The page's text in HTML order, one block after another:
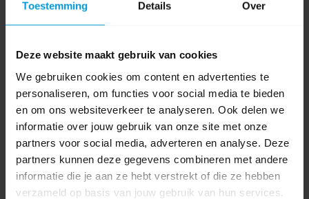
Toestemming Details Over
Deze website maakt gebruik van cookies
We gebruiken cookies om content en advertenties te
personaliseren, om functies voor social media te bieden
en om ons websiteverkeer te analyseren. Ook delen we
informatie over jouw gebruik van onze site met onze
partners voor social media, adverteren en analyse. Deze
partners kunnen deze gegevens combineren met andere
informatie die je aan ze hebt verstrekt of die ze hebben
verzameld op basis van jouw gebruik van hun services.
Kleur
0 beoordeling(en)
Schrijf als eerste voor dit product een beoordeling